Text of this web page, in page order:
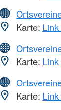
Karte:
Karte:
Karte: